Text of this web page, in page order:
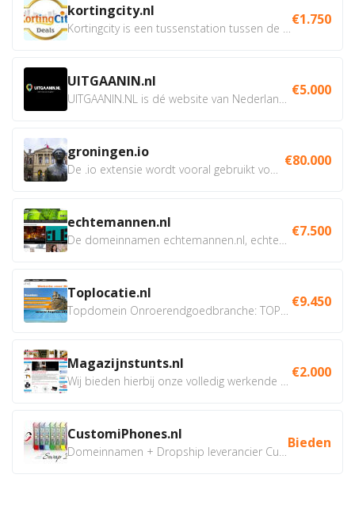
kortingcity.nl €1.750
UITGAANIN.nl €5.000
groningen.io €80.000
echtemannen.nl €7.500
Toplocatie.nl €9.450
Magazijnstunts.nl €2.000
CustomiPhones.nl Bieden